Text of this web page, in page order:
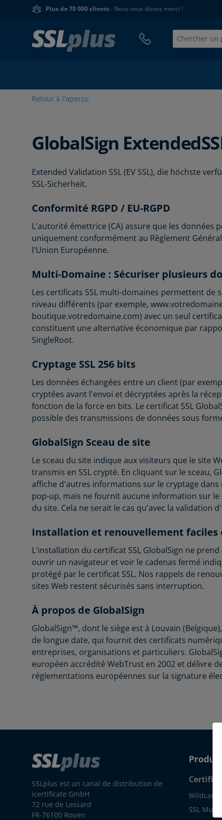
Plus de 70 000 clients- Nous vous disons merci !
Retour à l'aperçu
GlobalSign
Extended Validation SSL (EV SSL), die höchste
SSL-Sicherheit.
Conformité RGPD / EU-RGPD
L'autorité émettrice (CA) assure que les données
uniquement conformément au Règlement
l'Union Européenne.
Multi-Domaine : Sécuriser plusieurs
Les certificats SSL multi-domaines permettent
niveau différents (par exemple,
boutique.votredomaine.com) avec un seul
constituent une alternative économique par
SingleRoot.
Cryptage SSL 256 bits
Les données échangées entre un client (par
cryptées avant l'envoi et décryptées après la
fonction de la force en bits. Le certificat SSL
possible des transmissions de données sous
GlobalSign Sceau de site
Le sceau du site indique aux visiteurs que le site
transmis en SSL crypté. En cliquant sur le sceau,
affiche d'autres informations sur le cryptage dans
pop-up, mais ne fournit aucune information sur
du site. Cela ne serait le cas qu'avec la validation
Installation et renouvellement faciles
L'installation du certificat SSL GlobalSign ne
ouvrir un navigateur et voir le cadenas fermé
protégé par le certificat SSL. Nos rappels de
sites Web restent sécurisés sans interruption.
À propos de GlobalSign
GlobalSign™, dont le siège est à Louvain
de longue date, qui fournit des certificats
entreprises, organisations et particuliers.
européen accrédité WebTrust en 2002 et délivre
réglementations européennes sur la signature
SSLplus est un canal de distribution de
icertificate GmbH
72 rue de Lessard
FR-76100 Rouen
Wildcard
SSL